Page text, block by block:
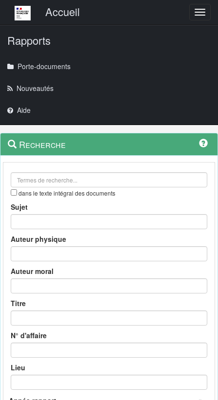
Menu principalAccueil
Rapports
Porte-documents
Nouveautés
Aide
Navigation
outils
Menu
contextuel
Recherche
dans le texte intégral des documents
Sujet
Auteur physique
Auteur moral
Titre
N° d'affaire
Lieu